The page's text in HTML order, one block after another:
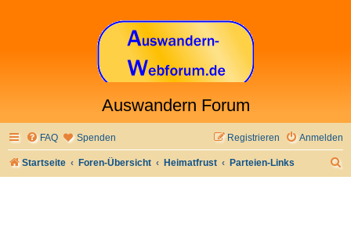
Auswandern Forum
FAQ Spenden Anmelden
Registrieren
Startseite Foren-Übersicht Heimatfrust Parteien-Links